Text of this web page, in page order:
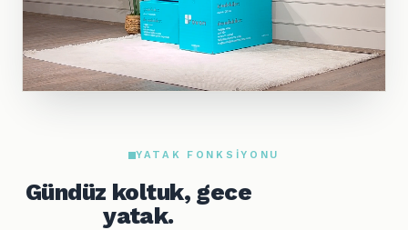
YATAK FONKSIYONU
Gündüz koltuk, gece
yatak.